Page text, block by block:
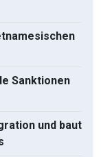
Sanktionen
und baut